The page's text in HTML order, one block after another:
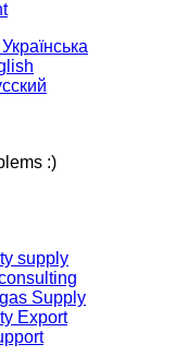
Українська
:)
supply
Supply
Export